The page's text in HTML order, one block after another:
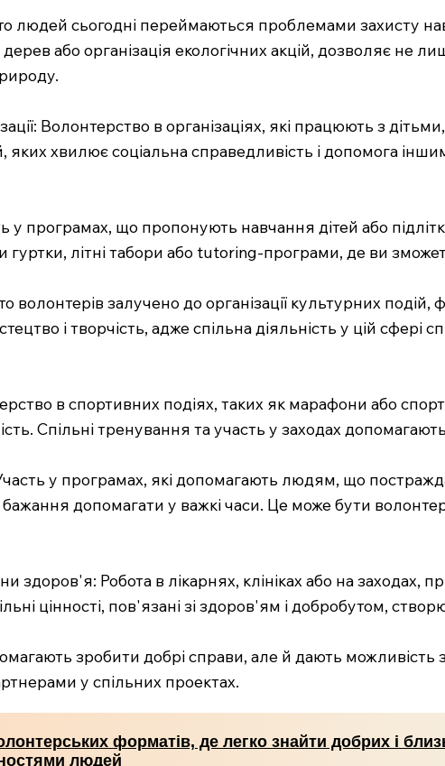
людей сьогодні переймаються проблемами захисту
або організація екологічних акцій, дозволяє не
Волонтерство в організаціях, які працюють з
хвилює соціальна справедливість і допомога
у програмах, що пропонують навчання дітей або
гуртки, літні табори або tutoring-програми, де ви
волонтерів залучено до організації культурних подій,
і творчість, адже спільна діяльність у цій сфері
в спортивних подіях, таких як марафони або
Спільні тренування та участь у заходах
у програмах, які допомагають людям, що
допомагати у важкі часи. Це може бути
здоров'я: Робота в лікарнях, клініках або на
цінності, пов'язані зі здоров'ям і добробутом,
зробити добрі справи, але й дають можливість
у спільних проектах.
форматів, де легко знайти добрих і
людей